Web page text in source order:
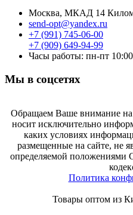
Москва, МКАД 14
send-opt@yandex.ru
+7 (991) 745-06-00
+7 (909) 649-94-99
Часы работы: пн-пт
Мы в соцсетях
Обращаем Ваше внимание на
носит исключительно
каких условиях
размещенные на сайте, не
определяемой положениями
Политика
Товары оптом из